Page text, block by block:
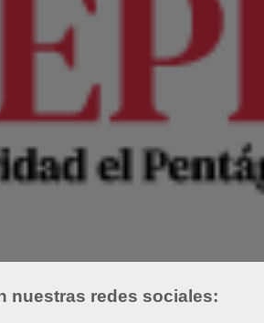
nuestras redes sociales: